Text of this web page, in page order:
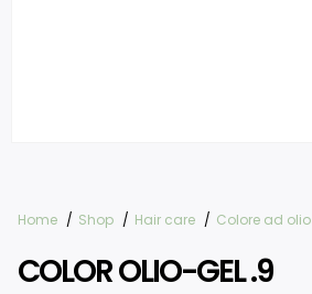
Home Shop Hair care Colore ad olio
COLOR OLIO-GEL .9